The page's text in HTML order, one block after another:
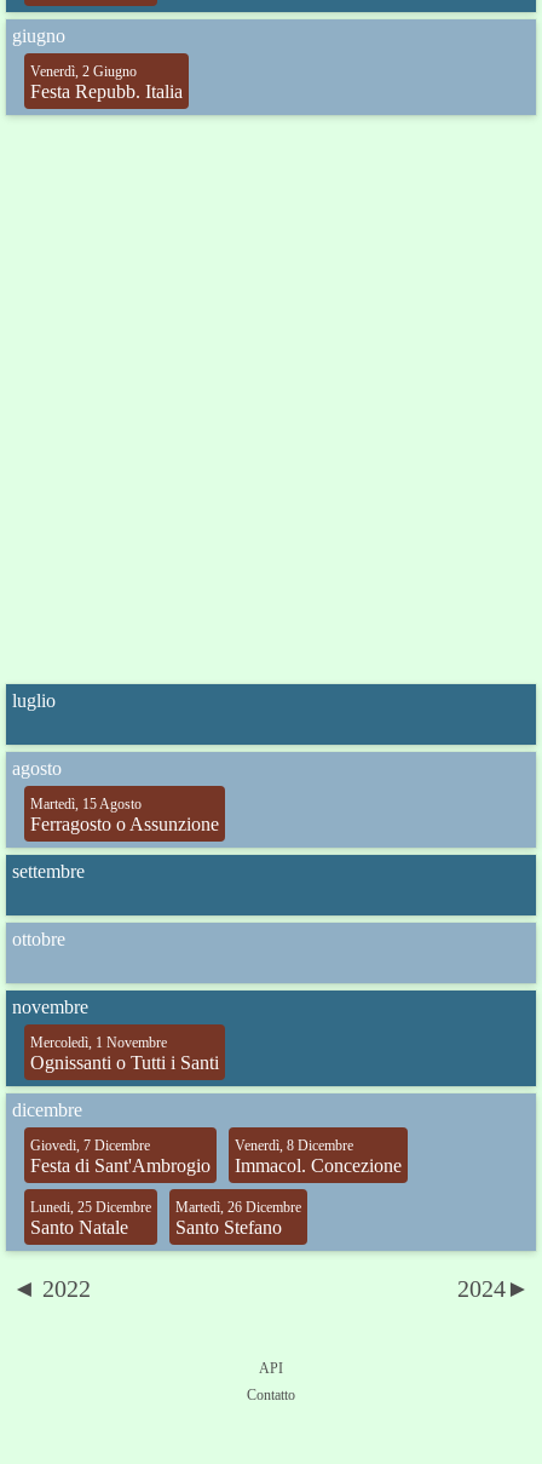
giugno
Venerdì, 2 Giugno
Festa Repubb. Italia
luglio
agosto
Martedì, 15 Agosto
Ferragosto o Assunzione
settembre
ottobre
novembre
Mercoledì, 1 Novembre
Ognissanti o Tutti i Santi
dicembre
Giovedi, 7 Dicembre
Festa di Sant'Ambrogio
Venerdì, 8 Dicembre
Immacol. Concezione
Lunedi, 25 Dicembre
Santo Natale
Martedì, 26 Dicembre
Santo Stefano
◄ 2022 2024►
API
Contatto